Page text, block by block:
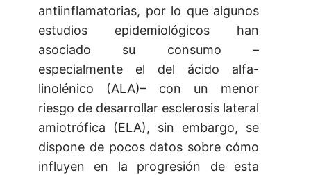
antiinflamatorias, por lo que algunos
estudios epidemiológicos han
asociado su consumo –
especialmente el del ácido alfa-
linolénico (ALA)– con un menor
riesgo de desarrollar esclerosis lateral
amiotrófica (ELA), sin embargo, se
dispone de pocos datos sobre cómo
influyen en la progresión de esta